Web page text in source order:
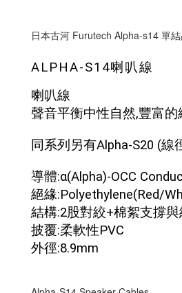
日本古河 Furutech Alpha-s14 單
ALPHA-S14喇叭線
喇叭線
聲音平衡中性自然,豐富
同系列另有Alpha-S20 (線
導體:α(Alpha)-OCC
絕緣:Polyethylene(Red/
結構:2股對絞+棉絮支撐
披覆:柔軟性PVC
外徑:8.9mm